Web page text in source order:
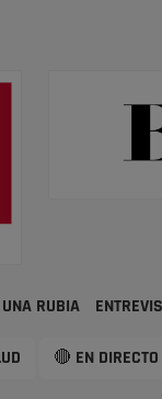
RUBIA
🔴 EN DIRECTO